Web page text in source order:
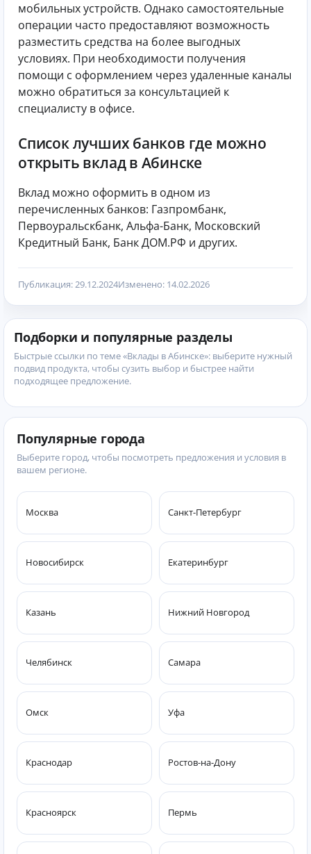
мобильных устройств. Однако самостоятельные
операции часто предоставляют возможность
разместить средства на более выгодных
условиях. При необходимости получения
помощи с оформлением через удаленные каналы
можно обратиться за консультацией к
специалисту в офисе.
Список лучших банков где можно
открыть вклад в Абинске
Вклад можно оформить в одном из
перечисленных банков: Газпромбанк,
Первоуральскбанк, Альфа-Банк, Московский
Кредитный Банк, Банк ДОМ.РФ и других.
Публикация: 29.12.2024Изменено: 14.02.2026
Подборки и популярные разделы
Быстрые ссылки по теме «Вклады в Абинске»: выберите нужный
подвид продукта, чтобы сузить выбор и быстрее найти
подходящее предложение.
Популярные города
Выберите город, чтобы посмотреть предложения и условия в
вашем регионе.
Москва Санкт-Петербург
Новосибирск Екатеринбург
Казань Нижний Новгород
Челябинск Самара
Омск Уфа
Краснодар Ростов-на-Дону
Красноярск Пермь